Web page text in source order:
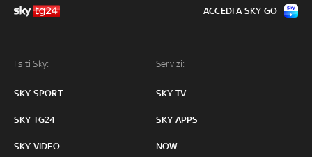
I siti Sky:
SKY SPORT
SKY TG24
SKY VIDEO
Servizi:
SKY TV
SKY APPS
NOW
ACCEDI A SKY GO